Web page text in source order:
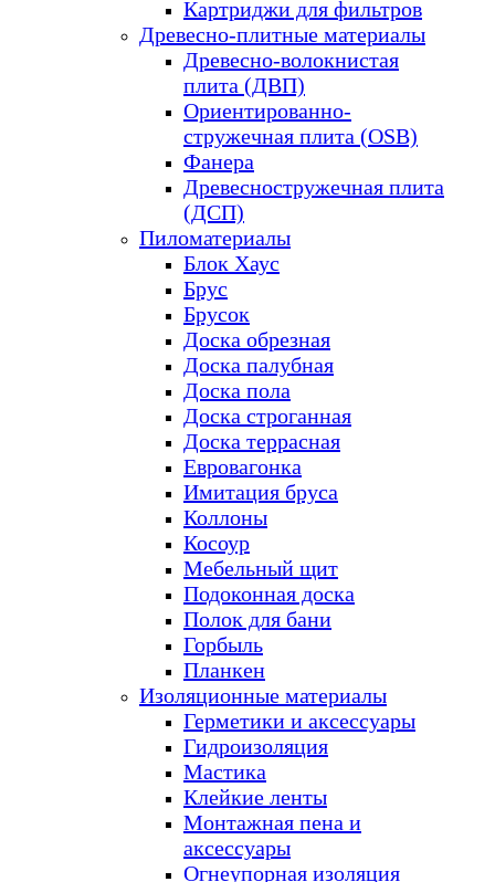
Картриджи для фильтров
Древесно-плитные материалы
Древесно-волокнистая
плита (ДВП)
Ориентированно-
стружечная плита (OSB)
Фанера
Древесностружечная плита
(ДСП)
Пиломатериалы
Блок Хаус
Брус
Брусок
Доска обрезная
Доска палубная
Доска пола
Доска строганная
Доска террасная
Евровагонка
Имитация бруса
Коллоны
Косоур
Мебельный щит
Подоконная доска
Полок для бани
Горбыль
Планкен
Изоляционные материалы
Герметики и аксессуары
Гидроизоляция
Мастика
Клейкие ленты
Монтажная пена и
аксессуары
Огнеупорная изоляция